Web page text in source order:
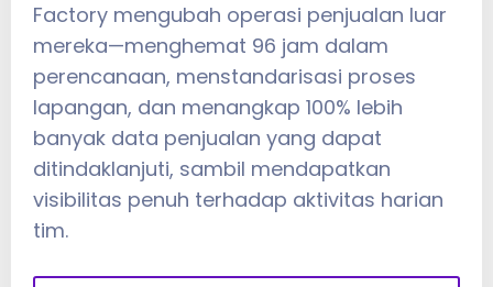
Factory mengubah operasi penjualan luar
mereka—menghemat 96 jam dalam
perencanaan, menstandarisasi proses
lapangan, dan menangkap 100% lebih
banyak data penjualan yang dapat
ditindaklanjuti, sambil mendapatkan
visibilitas penuh terhadap aktivitas harian
tim.